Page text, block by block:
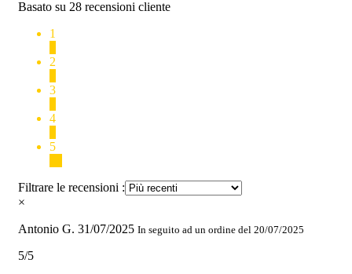
Basato su 28 recensioni cliente
1
2
3
4
5
Filtrare le recensioni :
×
Antonio G. 31/07/2025 In seguito ad un ordine del 20/07/2025
5/5